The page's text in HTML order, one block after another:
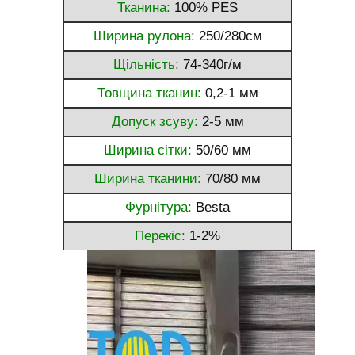
Тканина: 100% PES
Ширина рулона: 250/280см
Щільність: 74-340г/м
Товщина тканин: 0,2-1 мм
Допуск зсуву: 2-5 мм
Ширина сітки: 50/60 мм
Ширина тканини: 70/80 мм
Фурнітура: Besta
Перекіс: 1-2%